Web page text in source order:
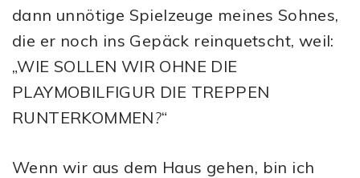
dann unnötige Spielzeuge meines Sohnes,
die er noch ins Gepäck reinquetscht, weil:
„WIE SOLLEN WIR OHNE DIE
PLAYMOBILFIGUR DIE TREPPEN
RUNTERKOMMEN?“
Wenn wir aus dem Haus gehen, bin ich